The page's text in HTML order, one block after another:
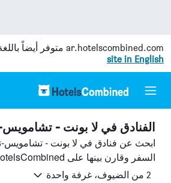
ar.hotelscombined.com متوفر أيضاً
site in English
الفنادق في لا بونت -
ابحث عن فنادق في لا بونت -
السفر وقارن بينها على HotelsCombined ووفّر.
2 من الضيوف، غرفة واحدة